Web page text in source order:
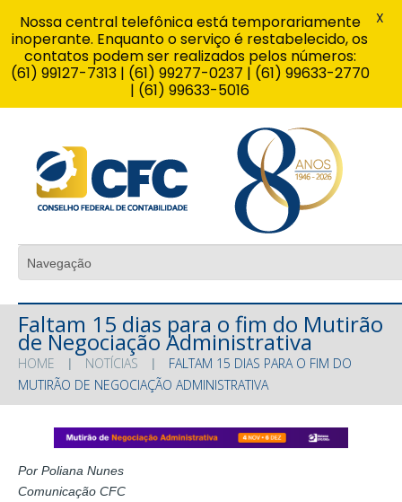
Faltam 15 dias para o fim do Mutirão
de Negociação Administrativa
HOME NOTÍCIAS
FALTAM 15 DIAS PARA O FIM DO
MUTIRÃO DE NEGOCIAÇÃO ADMINISTRATIVA
Por Poliana Nunes
Comunicação CFC
Nossa central telefônica está temporariamente
inoperante. Enquanto o serviço é restabelecido, os
contatos podem ser realizados pelos números:
(61) 99127-7313 | (61) 99277-0237 | (61) 99633-2770
| (61) 99633-5016
X